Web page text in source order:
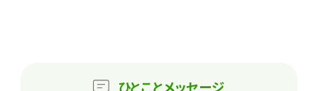
ひとことメッセージ